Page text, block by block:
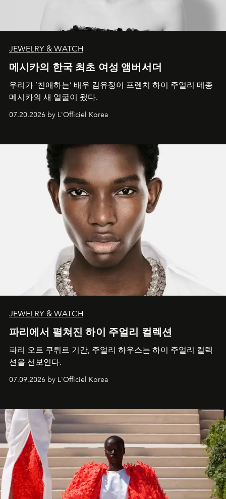
JEWELRY & WATCH
메시카의 한국 최초 여성 앰버서더
우리가 ‘친애하는’ 배우 김유정이 프렌치 하이 주얼리 메종
메시카의 새 얼굴이 됐다.
07.20.2026 by L'Officiel Korea
JEWELRY & WATCH
파리에서 펼쳐진 하이 주얼리 컬렉션
파리 오트 쿠튀르 기간, 주얼리 하우스는 하이 주얼리 컬렉
션을 선보인다.
07.09.2026 by L'Officiel Korea